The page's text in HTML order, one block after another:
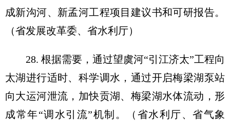
成新沟河、新孟河工程项目建议书和可研报告。
（省发展改革委、省水利厅）
28. 根据需要，通过望虞河“引江济太”工程向
太湖进行适时、科学调水，通过开启梅梁湖泵站
向大运河泄流，加快贡湖、梅梁湖水体流动，形
成常年“调水引流”机制。（省水利厅、省气象